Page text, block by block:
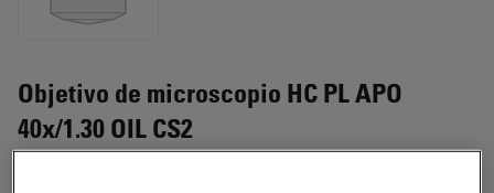
Objetivo de microscopio HC PL APO
40x/1.30 OIL CS2